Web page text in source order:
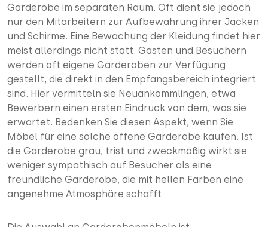
Garderobe im separaten Raum. Oft dient sie jedoch
nur den Mitarbeitern zur Aufbewahrung ihrer Jacken
und Schirme. Eine Bewachung der Kleidung findet hier
meist allerdings nicht statt. Gästen und Besuchern
werden oft eigene Garderoben zur Verfügung
gestellt, die direkt in den Empfangsbereich integriert
sind. Hier vermitteln sie Neuankömmlingen, etwa
Bewerbern einen ersten Eindruck von dem, was sie
erwartet. Bedenken Sie diesen Aspekt, wenn Sie
Möbel für eine solche offene Garderobe kaufen. Ist
die Garderobe grau, trist und zweckmäßig wirkt sie
weniger sympathisch auf Besucher als eine
freundliche Garderobe, die mit hellen Farben eine
angenehme Atmosphäre schafft.